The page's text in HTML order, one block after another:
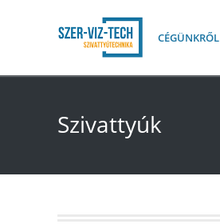
CÉGÜNKRŐL
Szivattyúk